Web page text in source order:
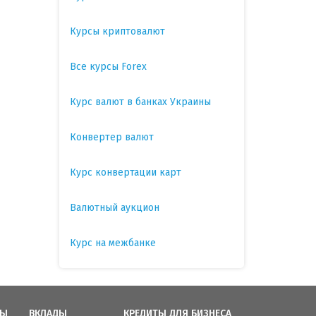
Курсы криптовалют
Все курсы Forex
Курс валют в банках Украины
Конвертер валют
Курс конвертации карт
Валютный аукцион
Курс на межбанке
ВКЛАДЫ КРЕДИТЫ ДЛЯ БИЗНЕСА